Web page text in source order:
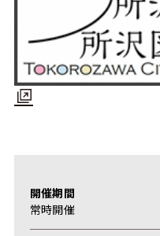
開催期間
常時開催